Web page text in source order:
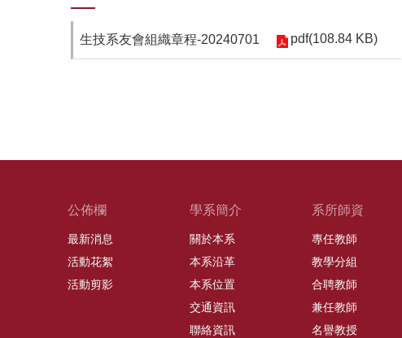
生技系友會組織章程-20240701 pdf(108.84 KB)
公佈欄
最新消息
活動花絮
活動剪影
學系簡介
關於本系
本系沿革
本系位置
交通資訊
聯絡資訊
系所師資
專任教師
教學分組
合聘教師
兼任教師
名譽教授